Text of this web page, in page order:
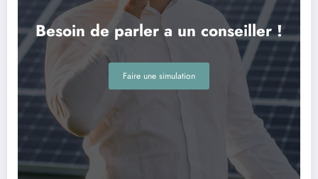
Besoin de parler a un conseiller !
Faire une simulation